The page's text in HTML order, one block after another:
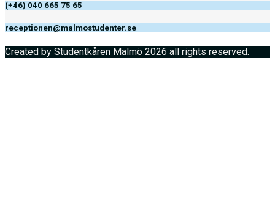
(+46) 040 665 75 65
receptionen@malmostudenter.se
Created by Studentkåren Malmö 2026 all rights reserved.